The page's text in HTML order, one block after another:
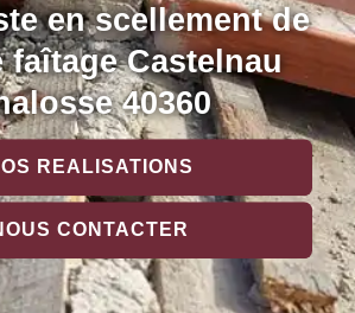
en scellement de
faîtage Castelnau
40360
REALISATIONS
CONTACTER